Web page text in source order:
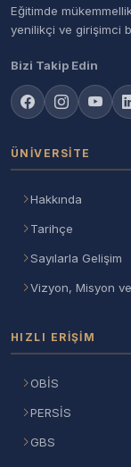
Eğitimde
yenilikçi ve girişimci
Bizi Takip Edin
ÜNIVERSITE
Hakkında
Tarihçe
Sayılarla Gelişim
Vizyon, Misyon
HIZLI ERIŞIM
OBİS
PERSİS
GBS